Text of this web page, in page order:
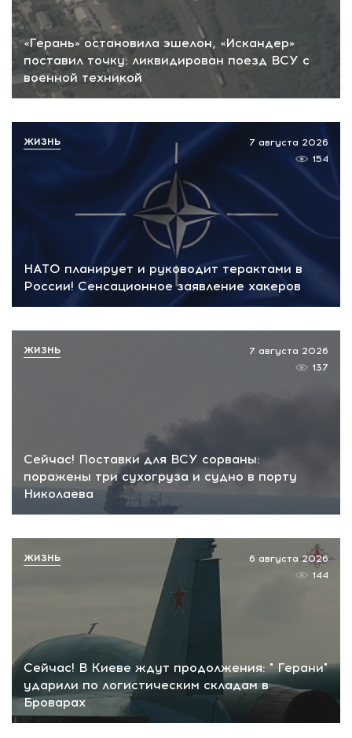
«Герань» остановила эшелон, «Искандер»
поставил точку: ликвидирован поезд ВСУ с
военной техникой
НАТО планирует и руководит терактами в
России! Сенсационное заявление хакеров
7 августа 2026
154
ЖИЗНЬ
Сейчас! Поставки для ВСУ сорваны:
поражены три сухогруза и судно в порту
Николаева
7 августа 2026
137
ЖИЗНЬ
Сейчас! В Киеве ждут продолжения: " Герани"
ударили по логистическим складам в
Броварах
6 августа 2026
144
ЖИЗНЬ